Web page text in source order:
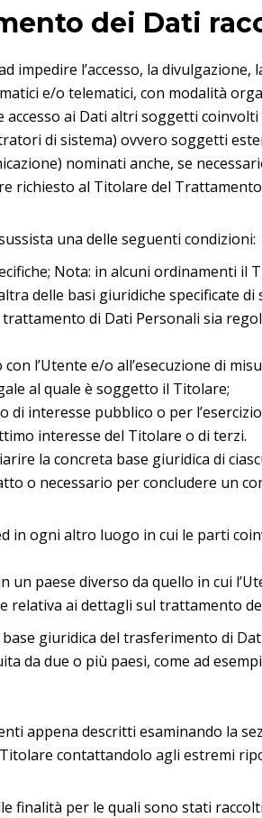
dei Dati
l’accesso, la
e/o telematici, con modalità
ai Dati altri soggetti
di sistema) ovvero soggetti
nominati anche, se
richiesto al Titolare del
una delle seguenti condizioni:
Nota: in alcuni ordinamenti
delle basi giuridiche specificate
di Dati Personali sia
l’Utente e/o all’esecuzione di
al quale è soggetto il Titolare;
di interesse pubblico o per
interesse del Titolare o di terzi.
la concreta base giuridica di
o necessario per concludere un
in ogni altro luogo in cui le parti
un paese diverso da quello in cui
ai dettagli sul trattamento
giuridica del trasferimento di
due o più paesi, come ad
appena descritti esaminando la
contattandolo agli estremi
finalità per le quali sono stati